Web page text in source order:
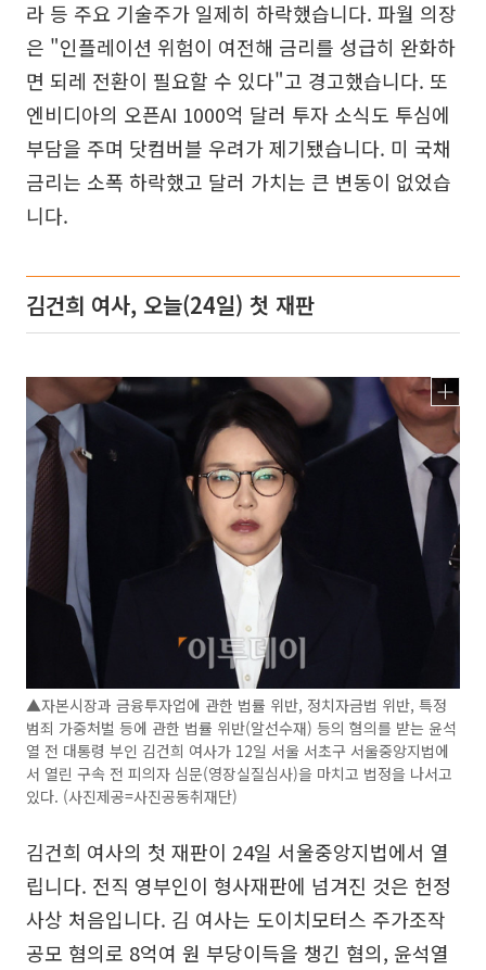
라 등 주요 기술주가 일제히 하락했습니다. 파월 의장
은 "인플레이션 위험이 여전해 금리를 성급히 완화하
면 되레 전환이 필요할 수 있다"고 경고했습니다. 또
엔비디아의 오픈AI 1000억 달러 투자 소식도 투심에
부담을 주며 닷컴버블 우려가 제기됐습니다. 미 국채
금리는 소폭 하락했고 달러 가치는 큰 변동이 없었습
니다.
김건희 여사, 오늘(24일) 첫 재판
▲자본시장과 금융투자업에 관한 법률 위반, 정치자금법 위반, 특정
범죄 가중처벌 등에 관한 법률 위반(알선수재) 등의 혐의를 받는 윤석
열 전 대통령 부인 김건희 여사가 12일 서울 서초구 서울중앙지법에
서 열린 구속 전 피의자 심문(영장실질심사)을 마치고 법정을 나서고
있다. (사진제공=사진공동취재단)
김건희 여사의 첫 재판이 24일 서울중앙지법에서 열
립니다. 전직 영부인이 형사재판에 넘겨진 것은 헌정
사상 처음입니다. 김 여사는 도이치모터스 주가조작
공모 혐의로 8억여 원 부당이득을 챙긴 혐의, 윤석열